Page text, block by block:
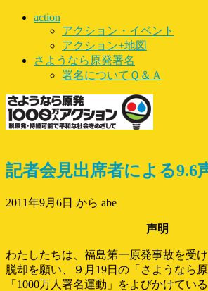
action
アクション・イベント
アクション+地図
さようなら原発署名
署名についてＱ＆Ａ
記者会見出席者による9.6
2011年9月6日 から abe
声明
わたしたちは、福島第一原発事故を受
脱却を願い、９月19日の「さようなら
「1000万人署名運動」をよびかけている